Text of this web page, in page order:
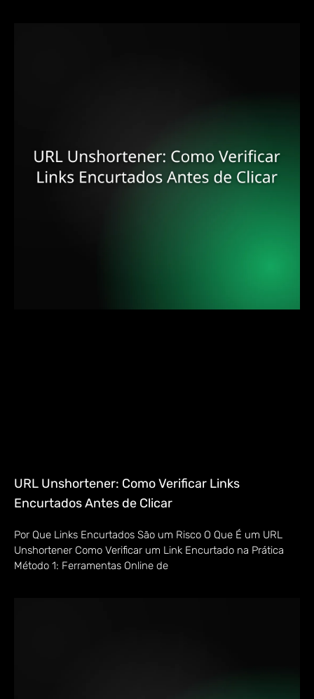
URL Unshortener: Como Verificar Links
Encurtados Antes de Clicar
Por Que Links Encurtados São um Risco O Que É um URL
Unshortener Como Verificar um Link Encurtado na Prática
Método 1: Ferramentas Online de